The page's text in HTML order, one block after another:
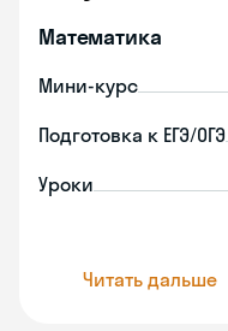
Математика
Мини-курс
Подготовка к ЕГЭ/ОГЭ
Уроки
Читать дальше